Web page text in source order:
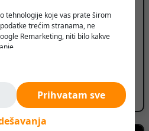
tehnologije koje vas prate širom
trećim stranama, ne
Remarketing, niti bilo kakve
Prihvatam sve
TELEFONA
OGLASE (15)
Prijavi oglas